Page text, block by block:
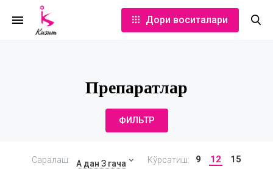
Дори воситалари
Препаратлар
ФИЛЬТР
Саралаш: А дан З гача Кўрсатиш: 9 12 15